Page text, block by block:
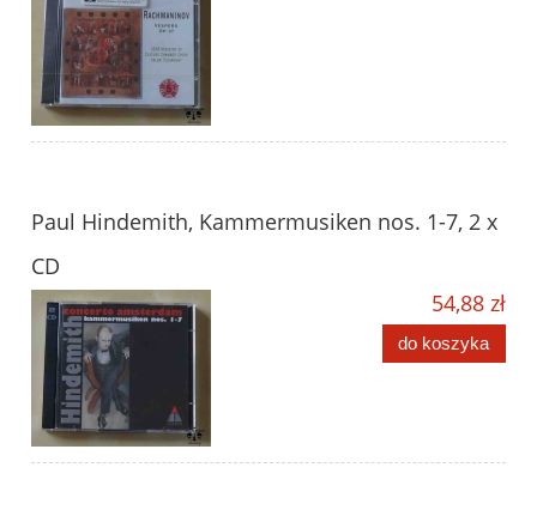
Paul Hindemith, Kammermusiken nos. 1-7, 2 x
CD
54,88 zł
do koszyka